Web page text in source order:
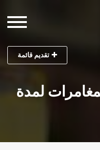
تقديم قائمة
لمدة